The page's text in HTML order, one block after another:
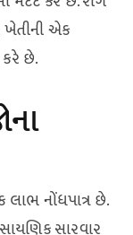
ખેતીની એક
કરે છે.
લાભ નોંધપાત્ર છે.
સારવાર